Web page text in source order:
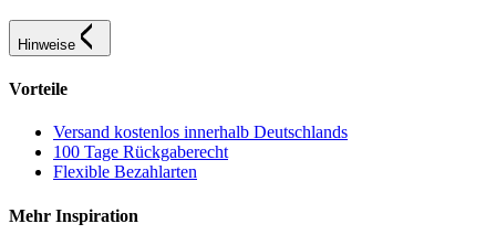
Hinweise
Vorteile
Versand kostenlos innerhalb Deutschlands
100 Tage Rückgaberecht
Flexible Bezahlarten
Mehr Inspiration